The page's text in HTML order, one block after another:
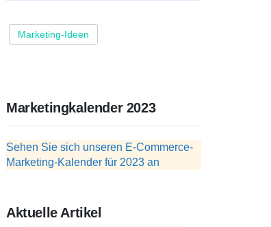
Marketing-Ideen
Marketingkalender 2023
Sehen Sie sich unseren E-Commerce-
Marketing-Kalender für 2023 an
Aktuelle Artikel